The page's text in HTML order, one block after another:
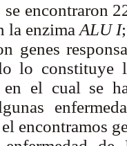
encontraron
la enzimaALU I
genes
lo constituye
en el cual se
encontramos